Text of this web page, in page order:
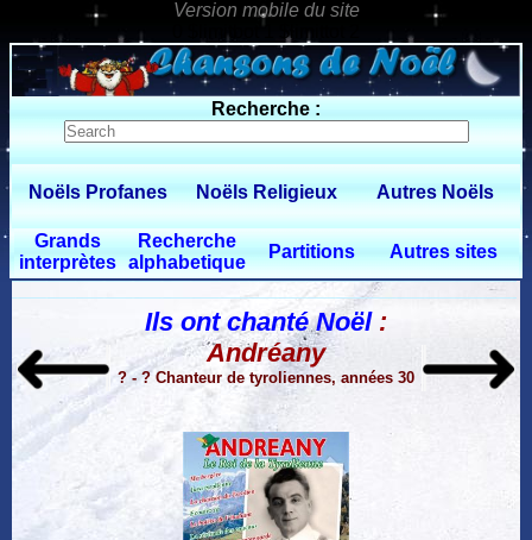
0 $limitbot 1 $limittot 2
Recherche :
Noëls Profanes Noëls Religieux Autres Noëls
Grands
interprètes
Recherche
alphabetique
Partitions Autres sites
Ils ont chanté Noël:
Andréany
? - ? Chanteur de tyroliennes, années 30